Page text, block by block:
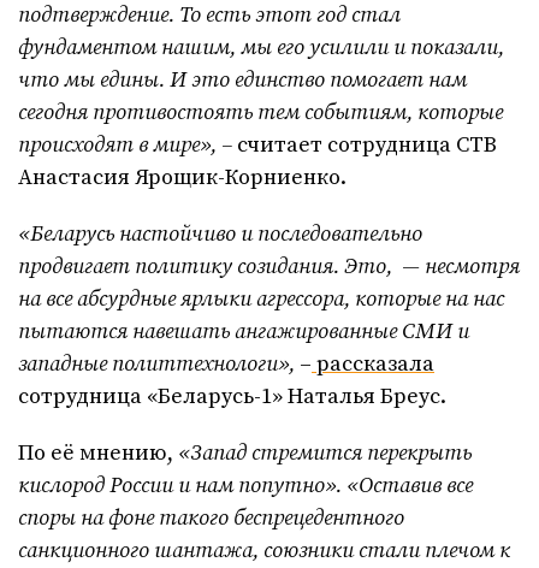
подтверждение. То есть этот год стал
фундаментом нашим, мы его усилили и показали,
что мы едины. И это единство помогает нам
сегодня противостоять тем событиям, которые
происходят в мире», – считает сотрудница СТВ
Анастасия Ярощик-Корниенко.
«Беларусь настойчиво и последовательно
продвигает политику созидания. Это, — несмотря
на все абсурдные ярлыки агрессора, которые на нас
пытаются навешать ангажированные СМИ и
западные политтехнологи», – рассказала
сотрудница «Беларусь-1» Наталья Бреус.
По её мнению, «Запад стремится перекрыть
кислород России и нам попутно». «Оставив все
споры на фоне такого беспрецедентного
санкционного шантажа, союзники стали плечом к